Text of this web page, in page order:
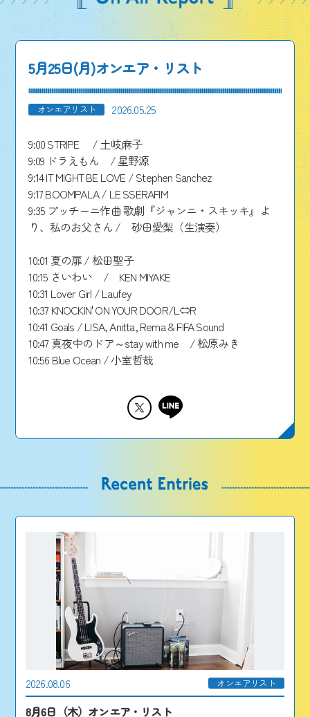
5月25日(月)オンエア・リスト
オンエアリスト 2026.05.25
9:00 STRIPE / 土岐麻子
9:09 ドラえもん / 星野源
9:14 IT MIGHT BE LOVE / Stephen Sanchez
9:17 BOOMPALA / LE SSERAFIM
9:35 プッチーニ作曲 歌劇『ジャンニ・スキッキ』よ
り、私のお父さん / 砂田愛梨（生演奏）
10:01 夏の扉 / 松田聖子
10:15 さいわい / KEN MIYAKE
10:31 Lover Girl / Laufey
10:37 KNOCKIN' ON YOUR DOOR/L⇔R
10:41 Goals / LISA, Anitta, Rema & FIFA Sound
10:47 真夜中のドア～stay with me / 松原みき
10:56 Blue Ocean / 小室哲哉
2026.08.06 オンエアリスト
8月6日（木）オンエア・リスト